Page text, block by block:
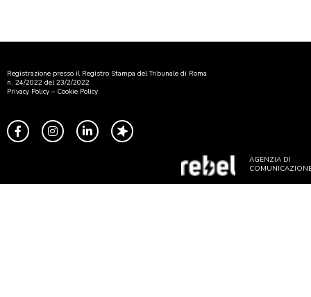
Registrazione presso il Registro Stampa del Tribunale di Roma
n. 24/2022 del 23/2/2022
Privacy Policy – Cookie Policy
AGENZIA DI